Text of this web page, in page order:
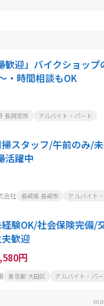
歓迎」バイクショッ
・時間相談もOK
長岡京市 アルバイト・パート
スタッフ/午前のみ/
活躍中
会社 長崎県 長崎市 アルバイト
験OK/社会保険完備/
歓迎
円
東京都 大田区 アルバイト・パ